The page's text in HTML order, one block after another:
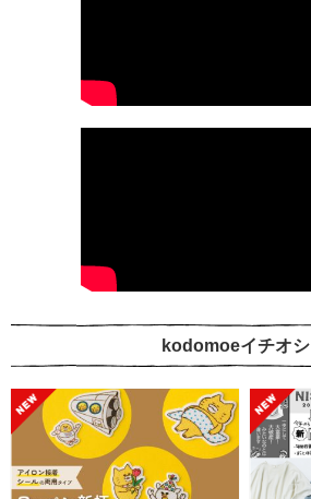
kodomoeイチオシ